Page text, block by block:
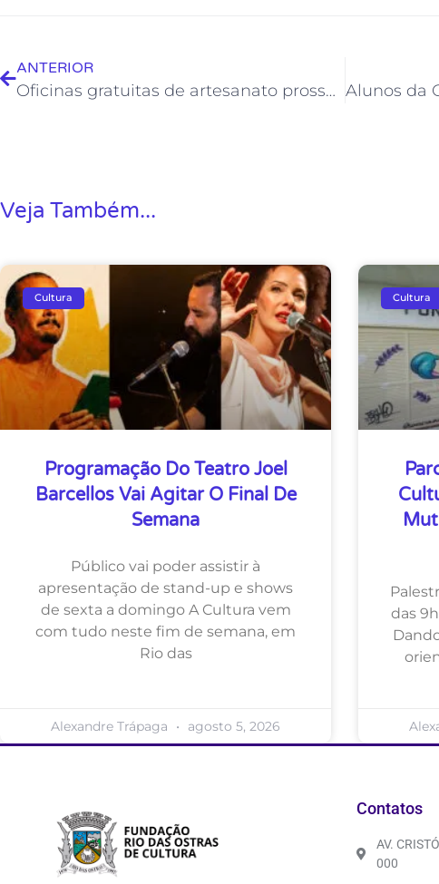
ANTERIOR
Oficinas gratuitas de artesanato prosseguem em Rio das Ostras
Veja Também...
Cultura
Programação Do Teatro Joel
Barcellos Vai Agitar O Final De
Semana
Público vai poder assistir à
apresentação de stand-up e shows
de sexta a domingo A Cultura vem
com tudo neste fim de semana, em
Rio das
Alexandre Trápaga agosto 5, 2026
Cultura
das
Contatos
AV.
000